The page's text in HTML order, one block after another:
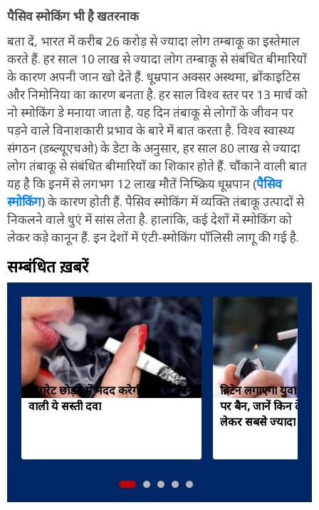
पैसिव स्मोकिंग भी है खतरनाक
बता दें, भारत में करीब 26 करोड़ से ज्यादा लोग तम्बाकू का इस्तेमाल
करते हैं. हर साल 10 लाख से ज्यादा लोग तम्बाकू से संबंधित बीमारियों
के कारण अपनी जान खो देते हैं. धूम्रपान अक्सर अस्थमा, ब्रोंकाइटिस
और निमोनिया का कारण बनता है. हर साल विश्व स्तर पर 13 मार्च को
नो स्मोकिंग डे मनाया जाता है. यह दिन तंबाकू से लोगों के जीवन पर
पड़ने वाले विनाशकारी प्रभाव के बारे में बात करता है. विश्व स्वास्थ्य
संगठन (डब्ल्यूएचओ) के डेटा के अनुसार, हर साल 80 लाख से ज्यादा
लोग तंबाकू से संबंधित बीमारियों का शिकार होते हैं. चौंकाने वाली बात
यह है कि इनमें से लगभग 12 लाख मौतें निष्क्रिय धूम्रपान (पैसिव
स्मोकिंग) के कारण होती हैं. पैसिव स्मोकिंग में व्यक्ति तंबाकू उत्पादों से
निकलने वाले धुएं में सांस लेता है. हालांकि, कई देशों में स्मोकिंग को
लेकर कड़े कानून हैं. इन देशों में एंटी-स्मोकिंग पॉलिसी लागू की गई है.
सम्बंधित ख़बरें
सिगरेट छोड़ने में मदद करेगी पौधे से बनने
वाली ये सस्ती दवा
ब्रिटेन लगाएगा युवा
पर बैन, जानें किन देशों
लेकर सबसे ज्यादा कड़े